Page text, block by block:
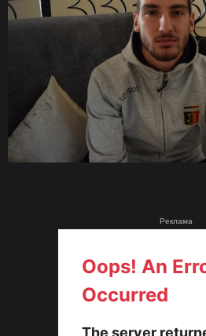
Реклама